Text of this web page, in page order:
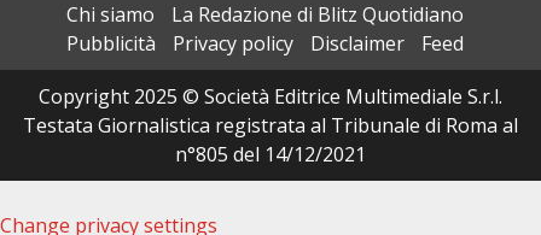
Chi siamo
La Redazione di Blitz Quotidiano
Pubblicità
Privacy policy Disclaimer
Feed
Copyright 2025 © Società Editrice Multimediale S.r.l.
Testata Giornalistica registrata al Tribunale di Roma al
n°805 del 14/12/2021
Change privacy settings